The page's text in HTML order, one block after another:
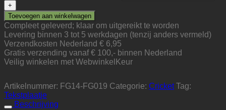
Toevoegen aan winkelwagen
Compleet geleverd; klaar om uitgereikt te worden
Levering binnen 3 tot 5 werkdagen (tenzij anders vermeld)
Verzendkosten Nederland € 6,95
Gratis verzending vanaf € 100,- binnen Nederland
Veilig winkelen met WebwinkelKeur
Artikelnummer: FG14-FG019 Categorie: Cricket Tag:
Tekstplaatje
Beschrijving